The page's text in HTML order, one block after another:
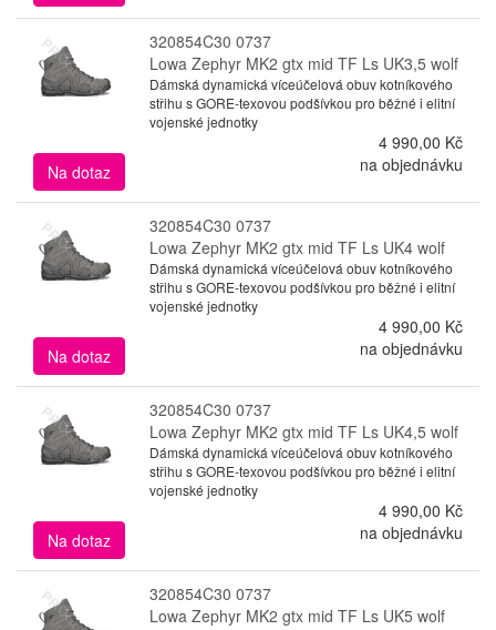
320854C30 0737
Lowa Zephyr MK2 gtx mid TF Ls UK3,5 wolf
Dámská dynamická víceúčelová obuv kotníkového
střihu s GORE-texovou podšívkou pro běžné i elitní
vojenské jednotky
4 990,00 Kč
Na dotaz
na objednávku
320854C30 0737
Lowa Zephyr MK2 gtx mid TF Ls UK4 wolf
Dámská dynamická víceúčelová obuv kotníkového
střihu s GORE-texovou podšívkou pro běžné i elitní
vojenské jednotky
4 990,00 Kč
Na dotaz
na objednávku
320854C30 0737
Lowa Zephyr MK2 gtx mid TF Ls UK4,5 wolf
Dámská dynamická víceúčelová obuv kotníkového
střihu s GORE-texovou podšívkou pro běžné i elitní
vojenské jednotky
4 990,00 Kč
Na dotaz
na objednávku
320854C30 0737
Lowa Zephyr MK2 gtx mid TF Ls UK5 wolf